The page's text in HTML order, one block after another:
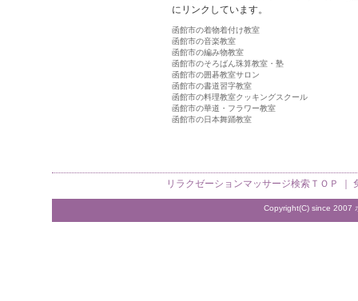
にリンクしています。
函館市の着物着付け教室
函館市の音楽教室
函館市の編み物教室
函館市のそろばん珠算教室・塾
函館市の囲碁教室サロン
函館市の書道習字教室
函館市の料理教室クッキングスクール
函館市の華道・フラワー教室
函館市の日本舞踊教室
リラクゼーションマッサージ検索 ＴＯＰ ｜
Copyright(C) since 2007